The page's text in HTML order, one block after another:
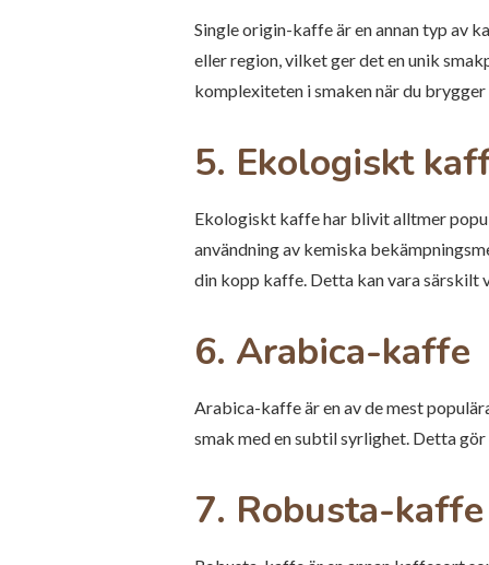
Single origin-kaffe är en annan typ av
eller region, vilket ger det en unik
komplexiteten i smaken när du
5. Ekologiskt
Ekologiskt kaffe har blivit alltmer
användning av kemiska
din kopp kaffe. Detta kan vara
6. Arabica-kaffe
Arabica-kaffe är en av de mest
smak med en subtil syrlighet. Detta
7. Robusta-kaffe